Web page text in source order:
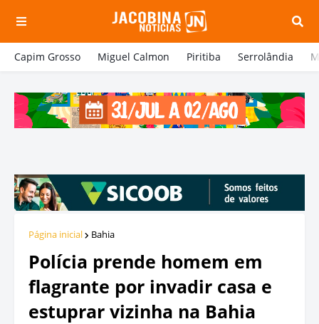
Capim Grosso Miguel Calmon Piritiba Serrolândia
Página inicial Bahia
Polícia prende homem em
flagrante por invadir casa e
estuprar vizinha na Bahia